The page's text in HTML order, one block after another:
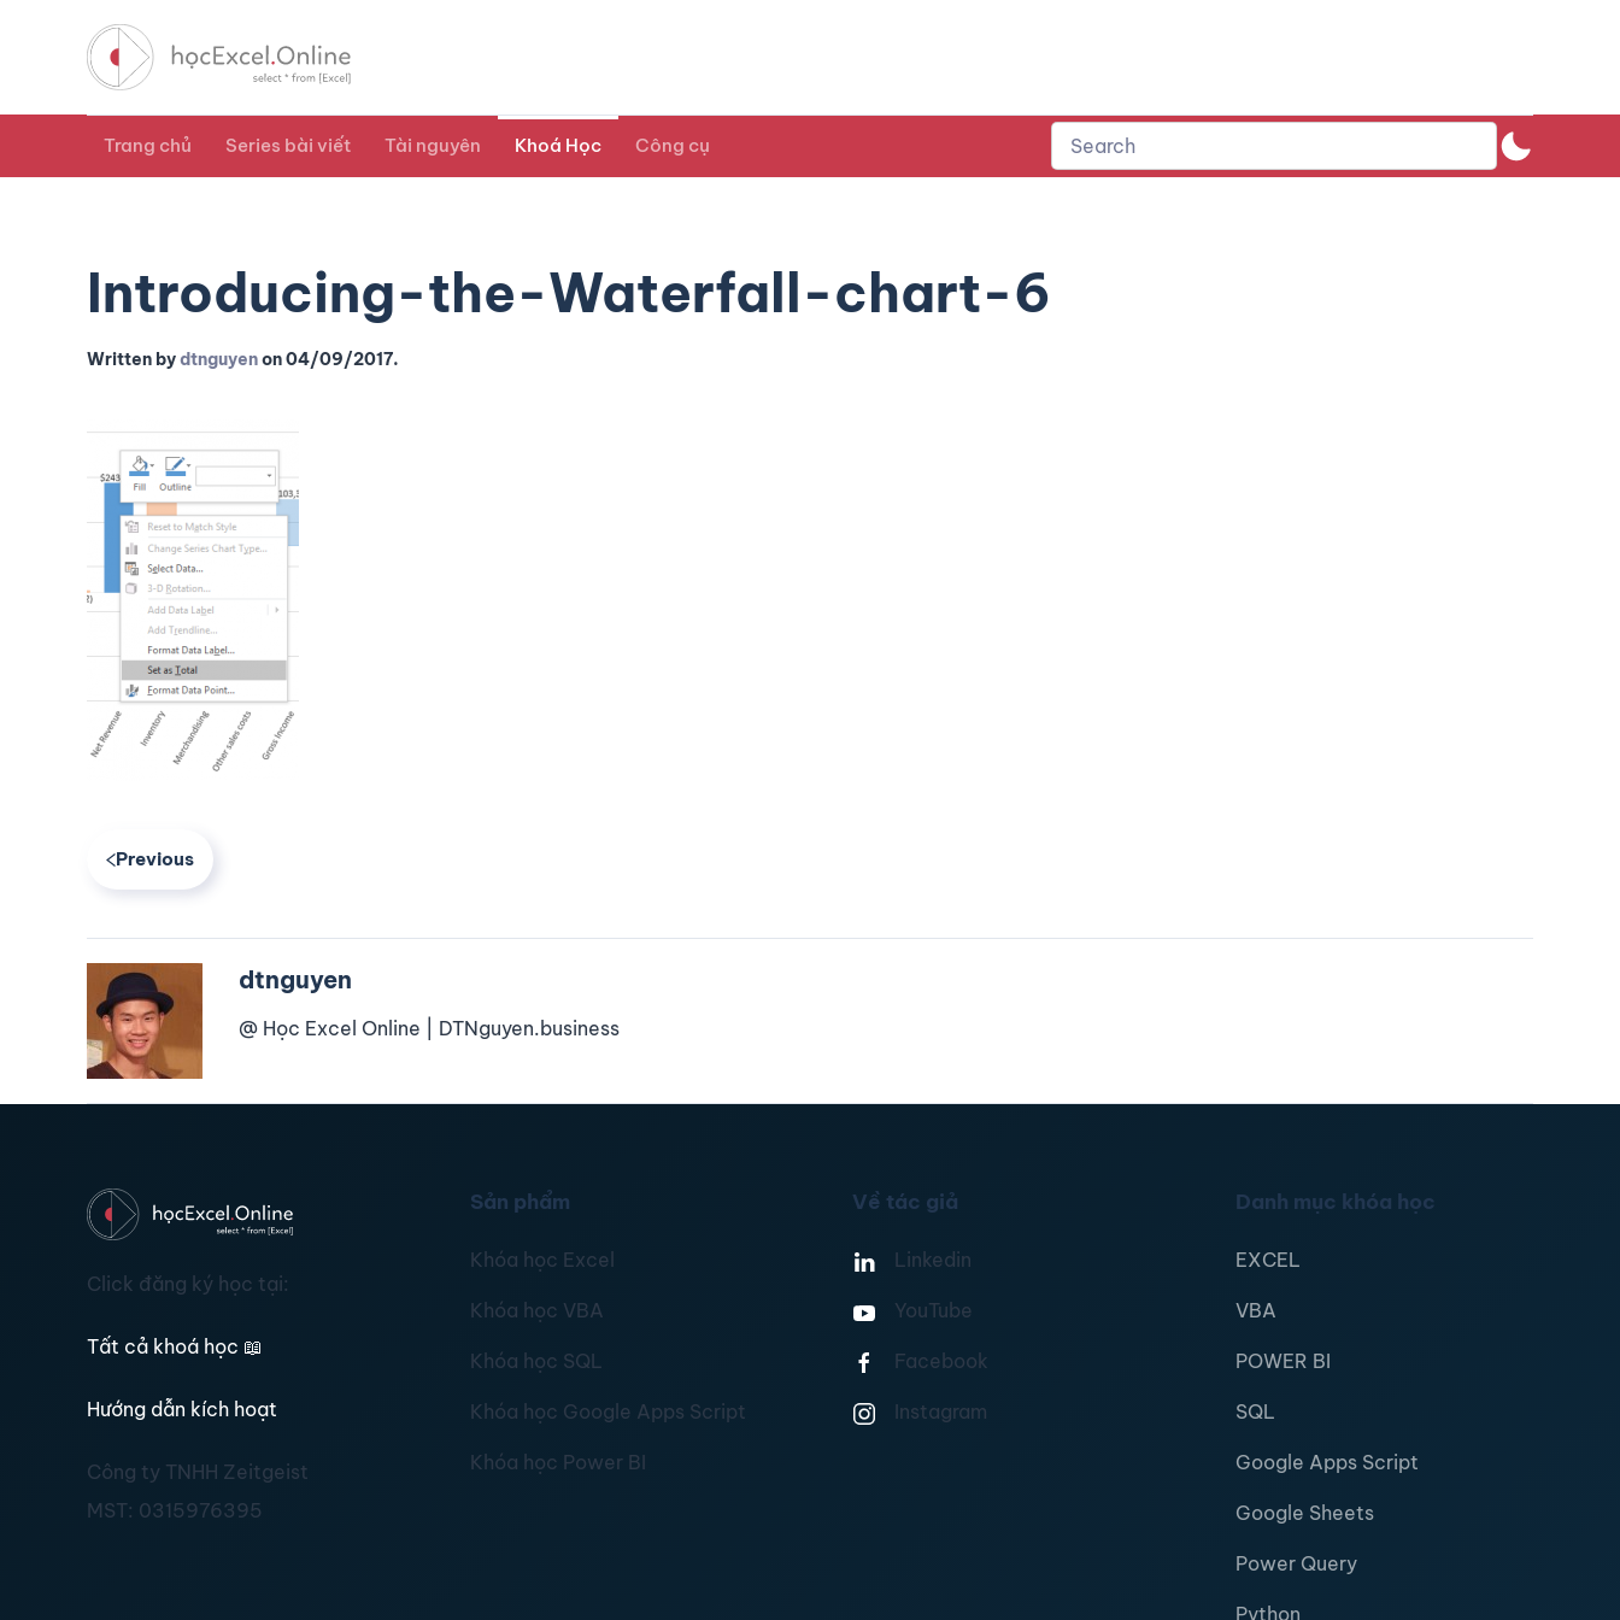
Trang chủ Series bài viết Tài nguyên Khoá Học Công cụ
Introducing-the-Waterfall-chart-6
Written bydtnguyenon04/09/2017.
Previous
dtnguyen
@ Học Excel Online | DTNguyen.business
Click đăng ký học tại:
Tất cả khoá học 📖
Hướng dẫn kích hoạt
Công ty TNHH Zeitgeist
MST: 0315976395
Sản phẩm
Khóa học Excel
Khóa học VBA
Khóa học SQL
Khóa học Google Apps Script
Khóa học Power BI
Về tác giả
Linkedin
YouTube
Facebook
Instagram
Danh mục khóa học
EXCEL
VBA
POWER BI
SQL
Google Apps Script
Google Sheets
Power Query
Python